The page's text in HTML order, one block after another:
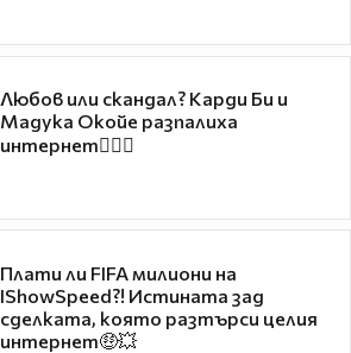
Любов или скандал? Карди Би и
Мадука Окойе разпалиха
интернет❤️‍🔥🔥
Плати ли FIFA милиони на
IShowSpeed?! Истината зад
сделката, която разтърси целия
интернет🤑💥